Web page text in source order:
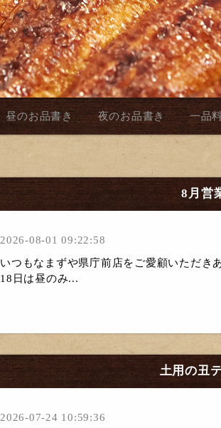
昼のお品書き 夜のお品書き 一品
8月営
2026-08-01 09:22:58
いつもなまずや県庁前店をご愛顧いただき
18日は昼のみ...
土用の丑
2026-07-24 10:59:36